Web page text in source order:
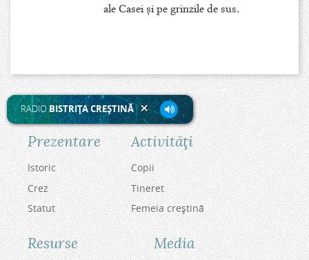
ale Casei şi pe grinzile de sus.
RADIOBISTRIŢA CREŞTINĂ
Prezentare
Istoric
Crez
Statut
Activităţi
Copii
Tineret
Femeia creştină
Resurse Media